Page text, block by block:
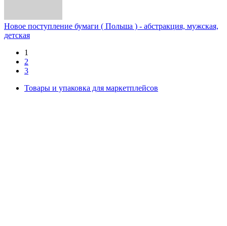
Новое поступление бумаги ( Польша ) - абстракция, мужская,
детская
1
2
3
Товары и упаковка для маркетплейсов